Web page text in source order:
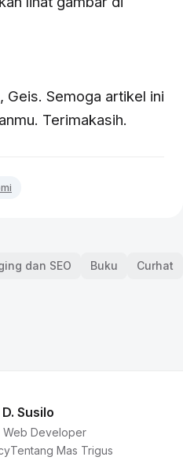
Geis. Semoga artikel ini
Terimakasih.
dan SEO Buku Curhat
Susilo
Web Developer
Tentang Mas Trigus